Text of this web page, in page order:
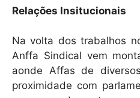
Relações Insitucionais
Na volta dos trabalhos
Anffa Sindical vem
aonde Affas de
proximidade com